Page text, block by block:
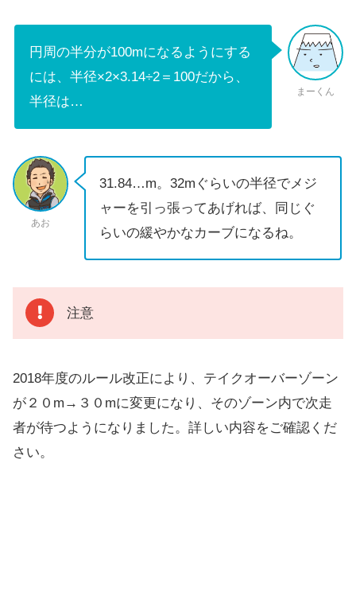
円周の半分が100mになるようにする
には、半径×2×3.14÷2＝100だから、
半径は…
まーくん
あお
31.84…m。32mぐらいの半径でメジ
ャーを引っ張ってあげれば、同じぐ
らいの緩やかなカーブになるね。
注意
2018年度のルール改正により、テイクオーバーゾーン
が２０m→３０mに変更になり、そのゾーン内で次走
者が待つようになりました。詳しい内容をご確認くだ
さい。